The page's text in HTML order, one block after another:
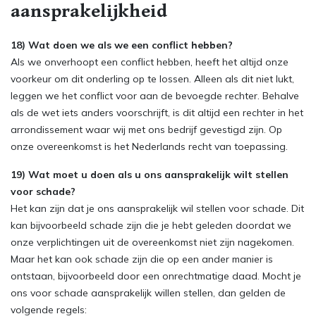
aansprakelijkheid
18) Wat doen we als we een conflict hebben?
Als we onverhoopt een conflict hebben, heeft het altijd onze
voorkeur om dit onderling op te lossen. Alleen als dit niet lukt,
leggen we het conflict voor aan de bevoegde rechter. Behalve
als de wet iets anders voorschrijft, is dit altijd een rechter in het
arrondissement waar wij met ons bedrijf gevestigd zijn. Op
onze overeenkomst is het Nederlands recht van toepassing.
19) Wat moet u doen als u ons aansprakelijk wilt stellen
voor schade?
Het kan zijn dat je ons aansprakelijk wil stellen voor schade. Dit
kan bijvoorbeeld schade zijn die je hebt geleden doordat we
onze verplichtingen uit de overeenkomst niet zijn nagekomen.
Maar het kan ook schade zijn die op een ander manier is
ontstaan, bijvoorbeeld door een onrechtmatige daad. Mocht je
ons voor schade aansprakelijk willen stellen, dan gelden de
volgende regels: